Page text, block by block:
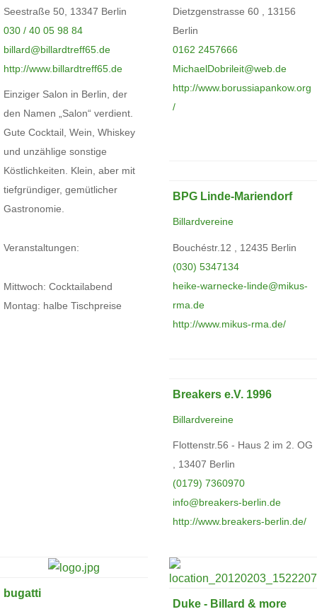
Seestraße 50, 13347 Berlin
030 / 40 05 98 84
billard@billardtreff65.de
http://www.billardtreff65.de
Einziger Salon in Berlin, der
den Namen „Salon“ verdient.
Gute Cocktail, Wein, Whiskey
und unzählige sonstige
Köstlichkeiten. Klein, aber mit
tiefgründiger, gemütlicher
Gastronomie.
Veranstaltungen:
Mittwoch: Cocktailabend
Montag: halbe Tischpreise
Dietzgenstrasse 60 , 13156
Berlin
0162 2457666
MichaelDobrileit@web.de
http://www.borussiapankow.org
/
BPG Linde-Mariendorf
Billardvereine
Bouchéstr.12 , 12435 Berlin
(030) 5347134
heike-warnecke-linde@mikus-
rma.de
http://www.mikus-rma.de/
Breakers e.V. 1996
Billardvereine
Flottenstr.56 - Haus 2 im 2. OG
, 13407 Berlin
(0179) 7360970
info@breakers-berlin.de
http://www.breakers-berlin.de/
bugatti
Duke - Billard & more